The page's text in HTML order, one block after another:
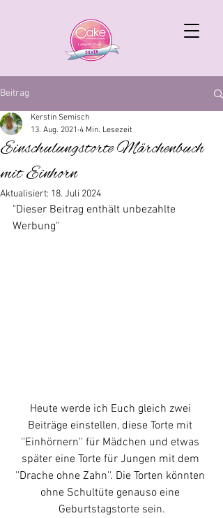
Beitrag
Einschulungstorte Märchenbuch
mit Einhorn
Kerstin Semisch
13. Aug. 2021 4 Min. Lesezeit
Aktualisiert: 18. Juli 2024
"Dieser Beitrag enthält unbezahlte
Werbung"
Heute werde ich Euch gleich zwei
Beiträge einstellen, diese Torte mit
''Einhörnern'' für Mädchen und etwas
später eine Torte für Jungen mit dem
''Drache ohne Zahn''. Die Torten könnten
ohne Schultüte genauso eine
Geburtstagstorte sein.